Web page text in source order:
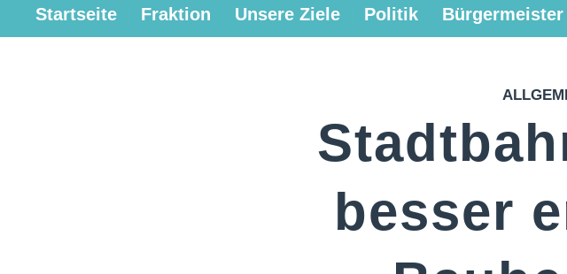
Startseite Fraktion Unsere Ziele Politik
besser